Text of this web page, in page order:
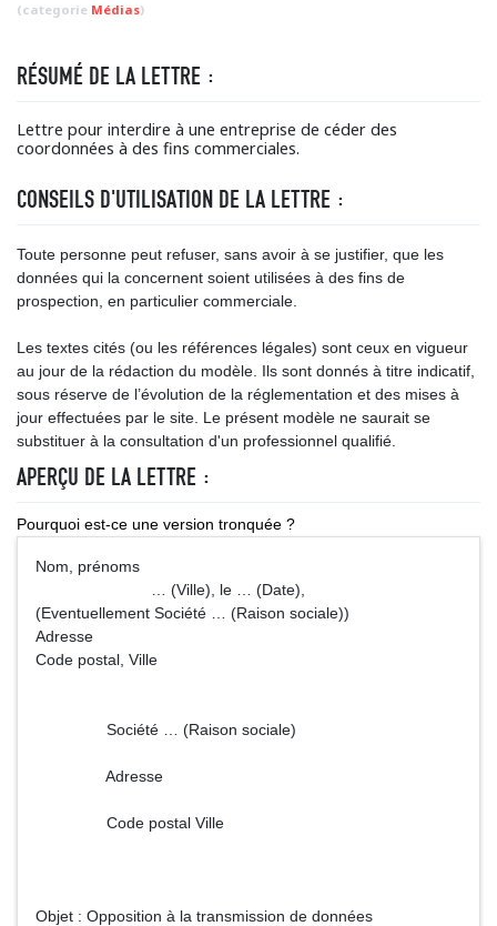
(categorie Médias)
RÉSUMÉ DE LA LETTRE :
Lettre pour interdire à une entreprise de céder des
coordonnées à des fins commerciales.
CONSEILS D'UTILISATION DE LA LETTRE :
Toute personne peut refuser, sans avoir à se justifier, que les
données qui la concernent soient utilisées à des fins de
prospection, en particulier commerciale.
Les textes cités (ou les références légales) sont ceux en vigueur
au jour de la rédaction du modèle. Ils sont donnés à titre indicatif,
sous réserve de l’évolution de la réglementation et des mises à
jour effectuées par le site. Le présent modèle ne saurait se
substituer à la consultation d'un professionnel qualifié.
APERÇU DE LA LETTRE :
Pourquoi est-ce une version tronquée ?
Nom, prénoms
… (Ville), le … (Date),
(Eventuellement Société … (Raison sociale))
Adresse
Code postal, Ville
Société … (Raison sociale)
Adresse
Code postal Ville
Objet : Opposition à la transmission de données